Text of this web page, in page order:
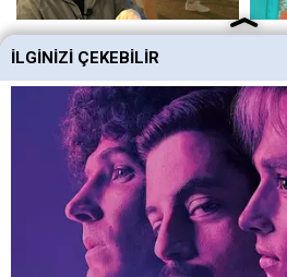
İLGINIZI ÇEKEBILIR